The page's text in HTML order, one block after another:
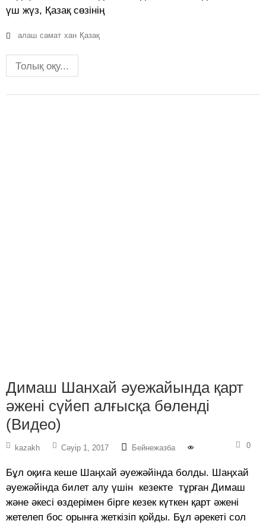
үш жүз, Қазақ сөзінің
алаш самат хан Қазақ
Толық оқу...
Димаш Шанхай әуежайында қарт
әжені сүйеп алғысқа бөленді
(Видео)
kazakh Сәуір 1, 2017 Бейнежазба 0
Бұл оқиға кеше Шаңхай әуежәйінда болды. Шаңхай
әуежәйінда билет алу үшін кезекте тұрған Димаш
және әкесі өздерімен бірге кезек күткен қарт әжені
жетелеп бос орынға жеткізіп қойды. Бұл әрекеті сол